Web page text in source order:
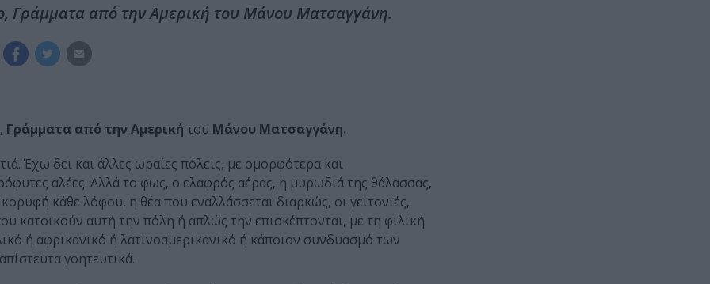
Γράμματα από την Αμερική του Μάνου Ματσαγγάνη.
Γράμματα από την Αμερική του Μάνου Ματσαγγάνη.
Έχω δει και άλλες ωραίες πόλεις, με ομορφότερα και
αλέες. Αλλά το φως, ο ελαφρός αέρας, η μυρωδιά της θάλασσας,
κάθε λόφου, η θέα που εναλλάσσεται διαρκώς, οι γειτονιές,
κατοικούν αυτή την πόλη ή απλώς την επισκέπτονται, με τη φιλική
ή αφρικανικό ή λατινοαμερικανικό ή κάποιον συνδυασμό των
γοητευτικά.